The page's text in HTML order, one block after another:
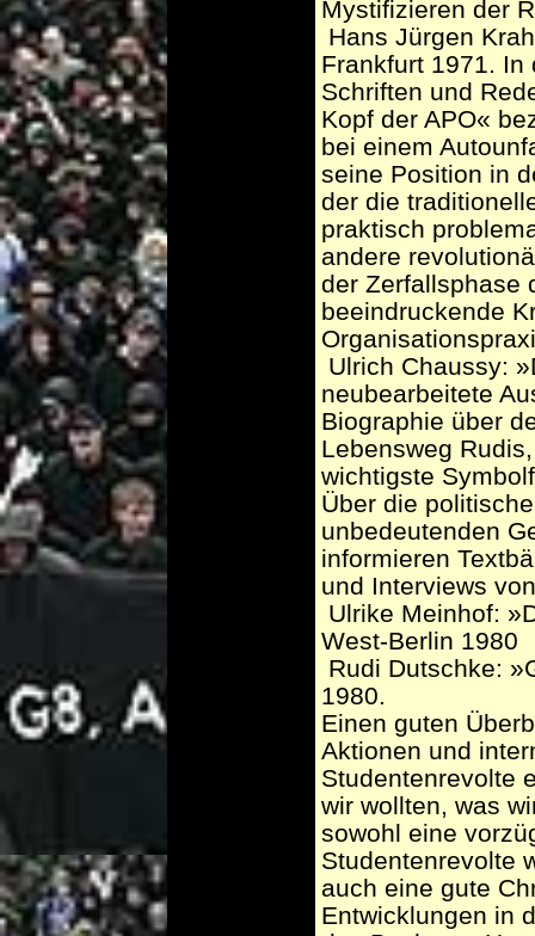
Mystifizieren der
Hans Jürgen
Frankfurt 1971.
Schriften und
Kopf der APO«
bei einem
seine Position in
der die
praktisch
andere
der Zerfallsphase
beeindruckende
Ulrich Chaussy:
neubearbeitete
Biographie über
Lebensweg
wichtigste
Über die
unbedeutenden
informieren
und Interviews
Ulrike Meinhof:
West-Berlin 1980
Rudi Dutschke:
1980.
Einen guten
Aktionen und
Studentenrevolte
wir wollten, was
sowohl eine
Studentenrevolte
auch eine gute
Entwicklungen in